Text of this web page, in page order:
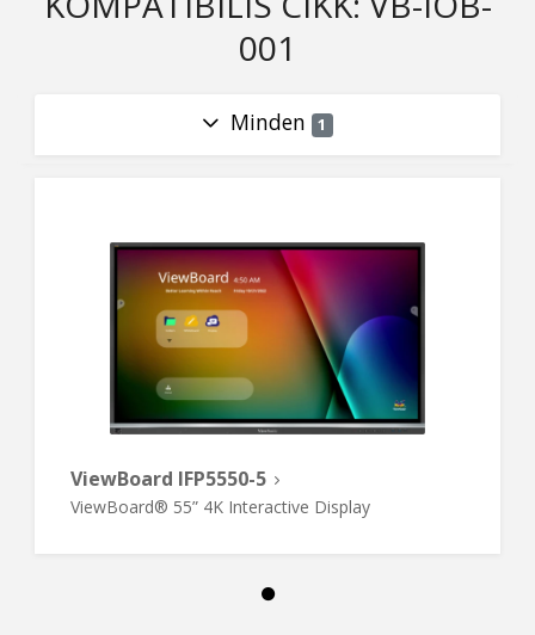
001
Minden 1
ViewBoard IFP5550-5
ViewBoard® 55” 4K Interactive Display